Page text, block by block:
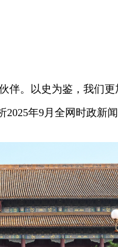
。以史为鉴，我们更
年9月全网时政新